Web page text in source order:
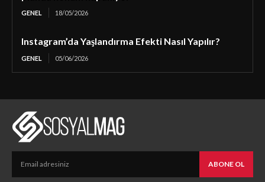
GENEL 18/05/2026
Instagram’da Yaşlandırma Efekti Nasıl Yapılır?
GENEL 05/06/2026
ABONE OL